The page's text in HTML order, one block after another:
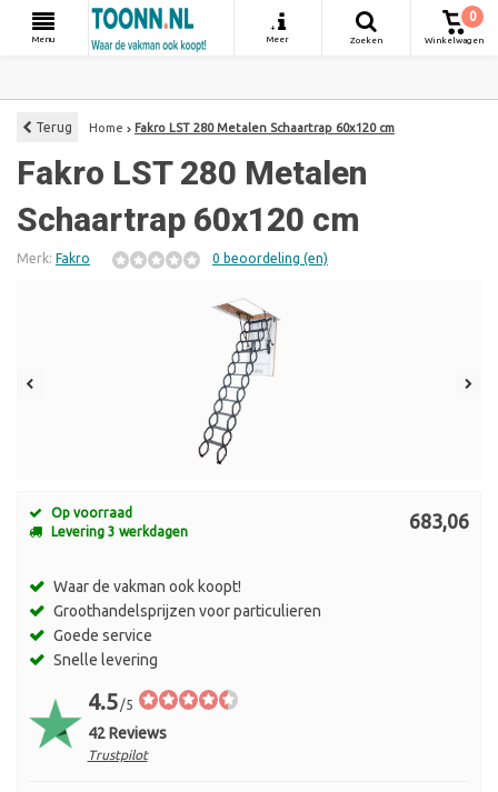
Menu
+
Meer
Zoeken
0
Winkelwagen
Terug Home Fakro LST 280 Metalen Schaartrap 60x120 cm
Fakro LST 280 Metalen
Schaartrap 60x120 cm
Merk: Fakro 0 beoordeling (en)
Op voorraad
Levering 3 werkdagen
683,06
Waar de vakman ook koopt!
Groothandelsprijzen voor particulieren
Goede service
Snelle levering
4.5 /5
42 Reviews
Trustpilot